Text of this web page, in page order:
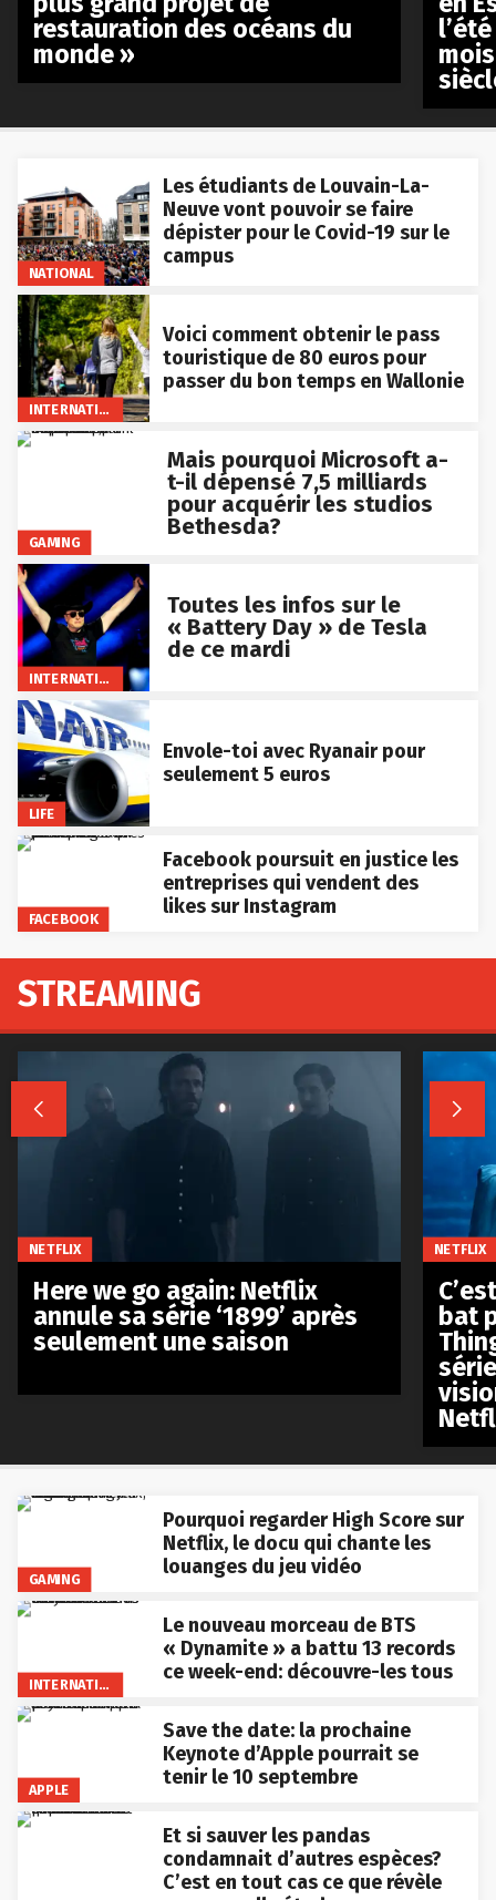
NATIONAL
Les étudiants de Louvain-La-
Neuve vont pouvoir se faire
dépister pour le Covid-19 sur le
campus
INTERNATIONAL
Voici comment obtenir le pass
touristique de 80 euros pour
passer du bon temps en Wallonie
GAMING
Mais pourquoi Microsoft a-
t-il dépensé 7,5 milliards
pour acquérir les studios
Bethesda?
INTERNATIONAL
Toutes les infos sur le
« Battery Day » de Tesla
de ce mardi
LIFE
Envole-toi avec Ryanair pour
seulement 5 euros
FACEBOOK
Facebook poursuit en justice les
entreprises qui vendent des
likes sur Instagram
GAMING
Pourquoi regarder High Score sur
Netflix, le docu qui chante les
louanges du jeu vidéo
INTERNATIONAL
Le nouveau morceau de BTS
« Dynamite » a battu 13 records
ce week-end: découvre-les tous
APPLE
Save the date: la prochaine
Keynote d’Apple pourrait se
tenir le 10 septembre
Et si sauver les pandas
condamnait d’autres espèces?
C’est en tout cas ce que révèle
restauration des océans du
monde »
STREAMING
 
NETFLIX
Here we go again: Netflix
annule sa série ‘1899’ après
seulement une saison
NETFLIX
bat